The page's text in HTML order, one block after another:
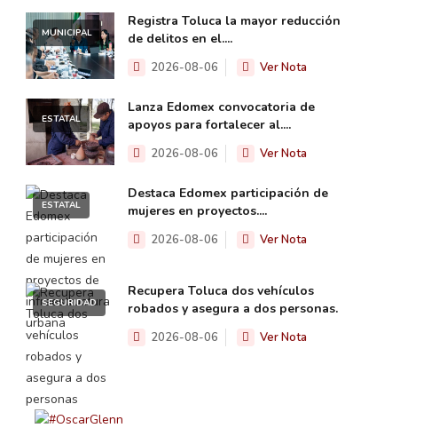
MUNICIPAL
Registra Toluca la mayor reducción
de delitos en el....
2026-08-06 Ver Nota
ESTATAL
Lanza Edomex convocatoria de
apoyos para fortalecer al....
2026-08-06 Ver Nota
ESTATAL
Destaca Edomex participación de
mujeres en proyectos....
2026-08-06 Ver Nota
SEGURIDAD
Recupera Toluca dos vehículos
robados y asegura a dos personas.
2026-08-06 Ver Nota